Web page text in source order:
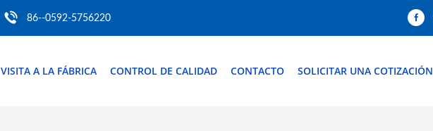
86--0592-5756220
VISITA A LA FÁBRICA CONTROL DE CALIDAD CONTACTO SOLICITAR UNA COTIZACIÓN